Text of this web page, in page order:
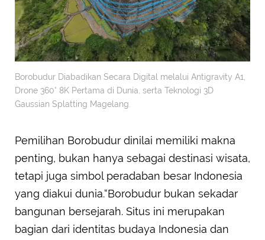
Borobudur Diabadikan Secara Digital melalui Antigravity A1,
Drone 360° 8K Pertama di Dunia, serta Teknologi 3D
Gaussian Splatting Magelang.
Pemilihan Borobudur dinilai memiliki makna
penting, bukan hanya sebagai destinasi wisata,
tetapi juga simbol peradaban besar Indonesia
yang diakui dunia.“Borobudur bukan sekadar
bangunan bersejarah. Situs ini merupakan
bagian dari identitas budaya Indonesia dan